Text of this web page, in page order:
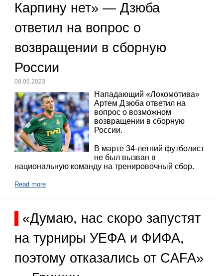
Карпину нет» — Дзюба
ответил на вопрос о
возвращении в сборную
России
08.06.2023
Нападающий «Локомотива»
Артем Дзюба ответил на
вопрос о возможном
возвращении в сборную
России.
В марте 34-летний футболист
не был вызван в
национальную команду на тренировочный сбор.
Read more
«Думаю, нас скоро запустят
на турниры УЕФА и ФИФА,
поэтому отказались от CAFA»